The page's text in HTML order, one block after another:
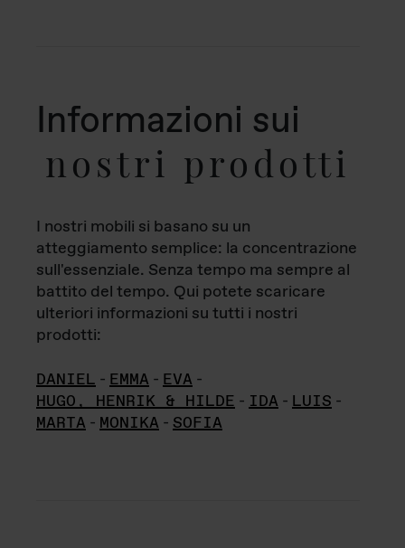
Informazioni sui
nostri prodotti
I nostri mobili si basano su un
atteggiamento semplice: la concentrazione
sull'essenziale. Senza tempo ma sempre al
battito del tempo. Qui potete scaricare
ulteriori informazioni su tutti i nostri
prodotti:
DANIEL - EMMA - EVA -
HUGO, HENRIK & HILDE - IDA - LUIS -
MARTA - MONIKA - SOFIA